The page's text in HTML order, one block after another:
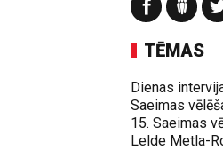
TĒMAS
Dienas
Saeimas
15. Saeimas
Lelde Metla-